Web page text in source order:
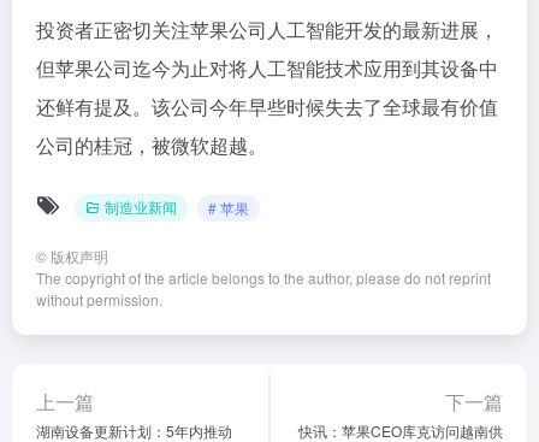
投资者正密切关注苹果公司人工智能开发的最新进展，
但苹果公司迄今为止对将人工智能技术应用到其设备中
还鲜有提及。该公司今年早些时候失去了全球最有价值
公司的桂冠，被微软超越。
制造业新闻 # 苹果
© 版权声明
The copyright of the article belongs to the author, please do not reprint
without permission.
上一篇
湖南设备更新计划：5年内推动
下一篇
快讯：苹果CEO库克访问越南供